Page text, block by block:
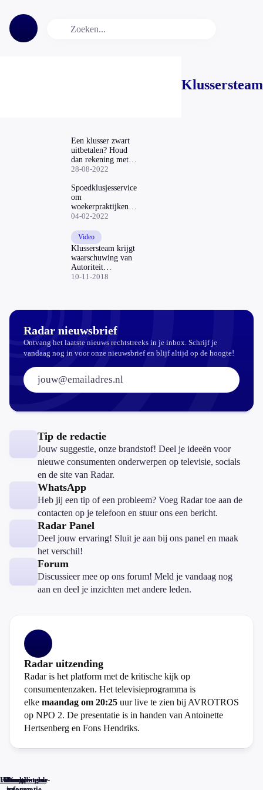
Klussersteam
Een klusser zwart
uitbetalen? Houd
dan rekening met
deze risico’s
28-08-2022
Spoedklusjesservice
om
woekerpraktijken
klusjesbedrijven
04-02-2022
Video
Klussersteam krijgt
waarschuwing van
Autoriteit
Consument &
10-11-2018
Radar nieuwsbrief
Ontvang het laatste nieuws rechtstreeks in je inbox. Schrijf je
vandaag nog in voor onze nieuwsbrief en blijf altijd op de hoogte!
E-mailadres:
Tip de redactie
Jouw suggestie, onze brandstof! Deel je ideeën voor
nieuwe consumenten onderwerpen op televisie, socials
en de site van Radar.
WhatsApp
Heb jij een tip of een probleem? Voeg Radar toe aan de
contacten op je telefoon en stuur ons een bericht.
Radar Panel
Deel jouw ervaring! Sluit je aan bij ons panel en maak
het verschil!
Forum
Discussieer mee op ons forum! Meld je vandaag nog
aan en deel je inzichten met andere leden.
Radar uitzending
Radar is het platform met de kritische kijk op
consumentenzaken. Het televisieprogramma is
elke maandag om 20:25 uur live te zien bij AVROTROS
op NPO 2. De presentatie is in handen van Antoinette
Hertsenberg en Fons Hendriks.
Home
Actueel
Uitzendingen
Reacties
Programma-
Veelgestelde